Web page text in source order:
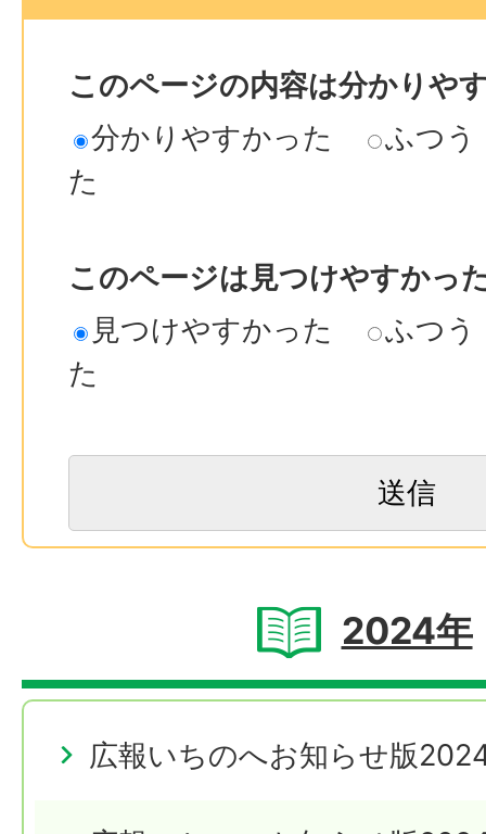
このページの内容は分かりや
分かりやすかった
ふつう
た
このページは見つけやすかっ
見つけやすかった
ふつう
た
2024年
広報いちのへお知らせ版